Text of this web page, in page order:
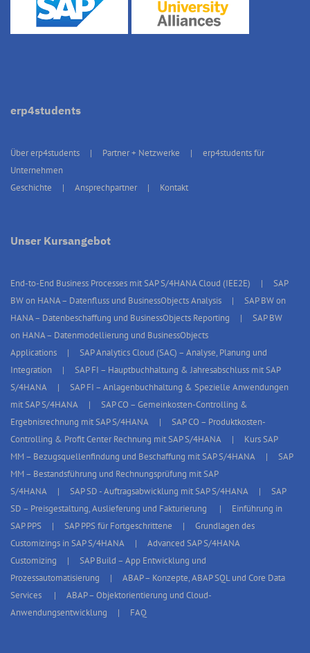
erp4students
Über erp4students Partner + Netzwerke
erp4students für
Unternehmen
Geschichte
Ansprechpartner Kontakt
Unser Kursangebot
End-to-End Business Processes mit SAP S/4HANA Cloud (IEE2E)
SAP
BW on HANA – Datenfluss und BusinessObjects Analysis
SAP BW on
HANA – Datenbeschaffung und BusinessObjects Reporting
SAP BW
on HANA – Datenmodellierung und BusinessObjects
Applications
SAP Analytics Cloud (SAC) – Analyse, Planung und
Integration
SAP FI – Hauptbuchhaltung & Jahresabschluss mit SAP
S/4HANA
SAP FI – Anlagenbuchhaltung & Spezielle Anwendungen
mit SAP S/4HANA
SAP CO – Gemeinkosten-Controlling &
Ergebnisrechnung mit SAP S/4HANA
SAP CO – Produktkosten-
Controlling & Profit Center Rechnung mit SAP S/4HANA
Kurs SAP
MM – Bezugsquellenfindung und Beschaffung mit SAP S/4HANA
SAP
MM – Bestandsführung und Rechnungsprüfung mit SAP
S/4HANA
SAP SD - Auftragsabwicklung mit SAP S/4HANA
SAP
SD – Preisgestaltung, Auslieferung und Fakturierung
Einführung in
SAP PPS
SAP PPS für Fortgeschrittene
Grundlagen des
Customizings in SAP S/4HANA
Advanced SAP S/4HANA
Customizing
SAP Build – App Entwicklung und
Prozessautomatisierung
ABAP – Konzepte, ABAP SQL und Core Data
Services
ABAP – Objektorientierung und Cloud-
Anwendungsentwicklung
FAQ